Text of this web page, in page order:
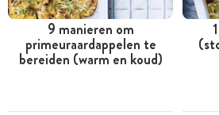
9 manieren om
primeuraardappelen te
bereiden (warm en koud)